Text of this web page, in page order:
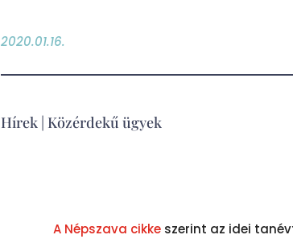
2020.01.16.
Hírek Közérdekű ügyek
A Népszava cikkeszerint az idei